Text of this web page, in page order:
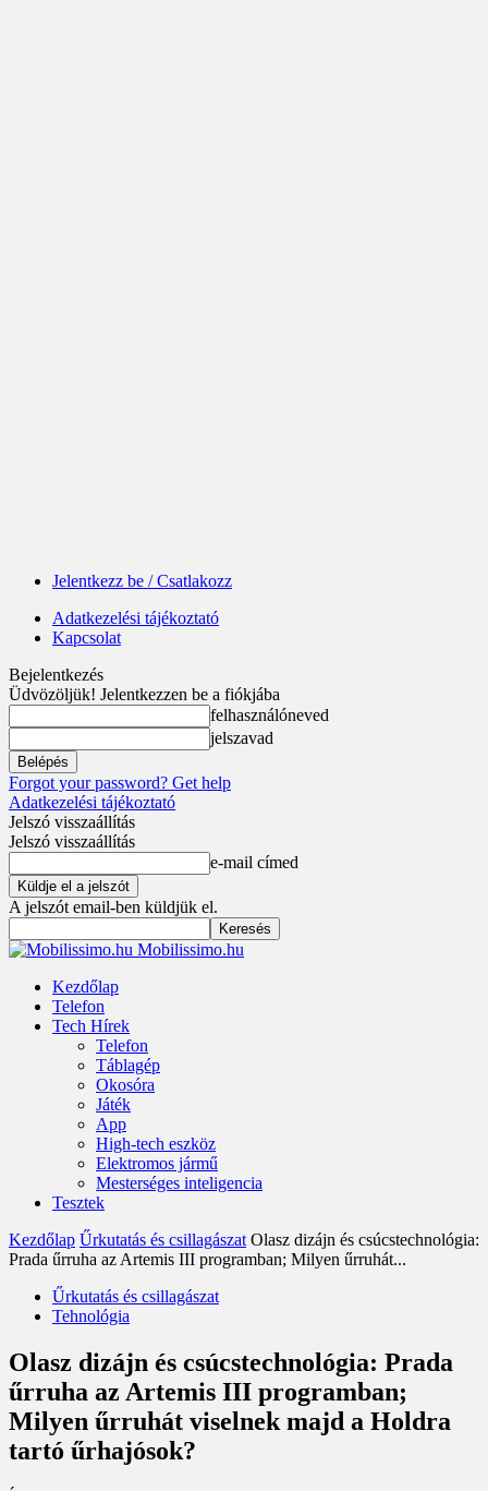
Jelentkezz be / Csatlakozz
Adatkezelési tájékoztató
Kapcsolat
Bejelentkezés
Üdvözöljük! Jelentkezzen be a fiókjába
felhasználóneved
jelszavad
Forgot your password? Get help
Adatkezelési tájékoztató
Jelszó visszaállítás
Jelszó visszaállítás
e-mail címed
A jelszót email-ben küldjük el.
Mobilissimo.hu
Kezdőlap
Telefon
Tech Hírek
Telefon
Táblagép
Okosóra
Játék
App
High-tech eszköz
Elektromos jármű
Mesterséges inteligencia
Tesztek
Kezdőlap Űrkutatás és csillagászat Olasz dizájn és csúcstechnológia:
Prada űrruha az Artemis III programban; Milyen űrruhát...
Űrkutatás és csillagászat
Tehnológia
Olasz dizájn és csúcstechnológia: Prada
űrruha az Artemis III programban;
Milyen űrruhát viselnek majd a Holdra
tartó űrhajósok?